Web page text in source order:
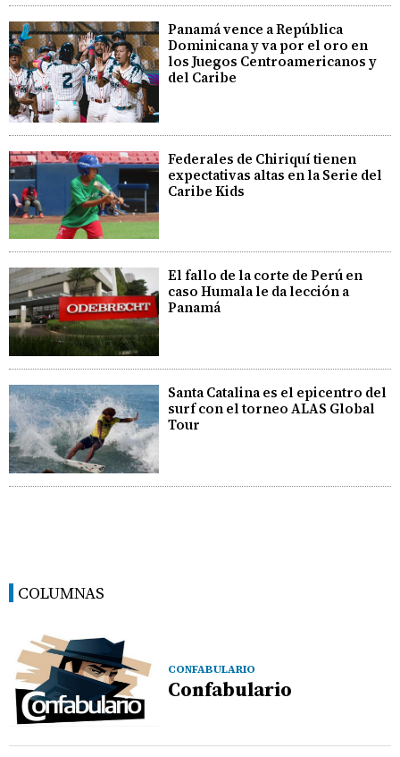
Panamá vence a República
Dominicana y va por el oro en
los Juegos Centroamericanos y
del Caribe
Federales de Chiriquí tienen
expectativas altas en la Serie del
Caribe Kids
El fallo de la corte de Perú en
caso Humala le da lección a
Panamá
Santa Catalina es el epicentro del
surf con el torneo ALAS Global
Tour
COLUMNAS
CONFABULARIO
Confabulario